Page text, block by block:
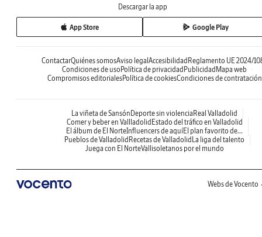
Descargar la app
App Store Google Play
ContactarQuiénes somosAviso legal Accesibilidad Reglamento UE 2024/
Condiciones de uso Política de privacidad Publicidad Mapa web
Compromisos editorialesPolítica de cookiesCondiciones de contratación
La viñeta de Sansón Deporte sin violencia Real Valladolid
Comer y beber en Vallladolid Estado del tráfico en Valladolid
El álbum de El NorteInfluencers de aquíEl plan favorito de...
Pueblos de Valladolid Recetas de Valladolid La liga del talento
Juega con El NorteVallisoletanos por el mundo
Webs de Vocento